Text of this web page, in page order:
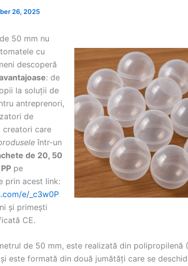
26, 2025
50 mm nu
cu
descoperă
: de
la soluții de
antreprenori,
de
creatori care
într-un
de 20, 50
pe
prin acest link:
e/_c3w0P
și primești
CE.
de 50 mm, este realizată din polipropilenă
este formată din două jumătăți care se